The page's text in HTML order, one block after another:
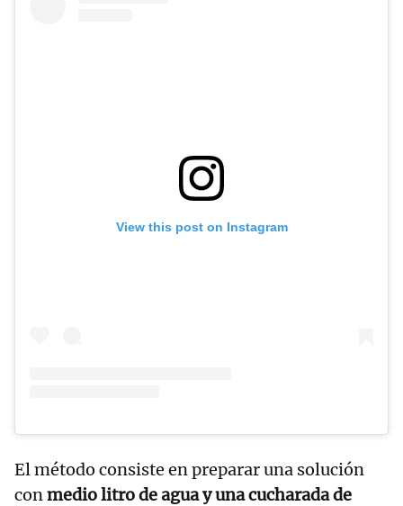
View this post on Instagram
El método consiste en preparar una solución
conmedio litro de agua y una cucharada de